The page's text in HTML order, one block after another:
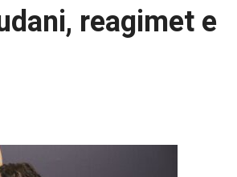
reagimet e